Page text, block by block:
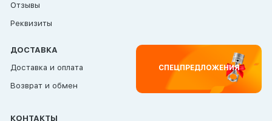
Отзывы
Реквизиты
ДОСТАВКА
Доставка и оплата
Возврат и обмен
СПЕЦПРЕДЛОЖЕНИЯ
КОНТАКТЫ